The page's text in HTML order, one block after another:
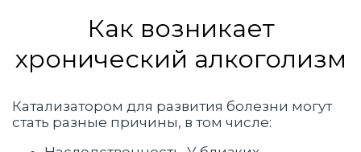
Как возникает
хронический алкоголизм
Катализатором для развития болезни могут
стать разные причины, в том числе: